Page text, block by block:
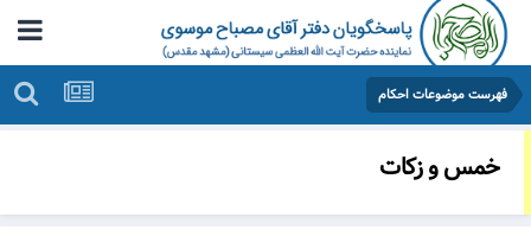
فهرست موضوعات احکام
خمس و زکات